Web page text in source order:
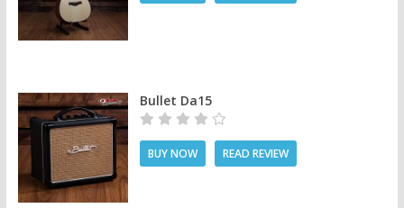
Bullet Da15
BUY NOW READ REVIEW